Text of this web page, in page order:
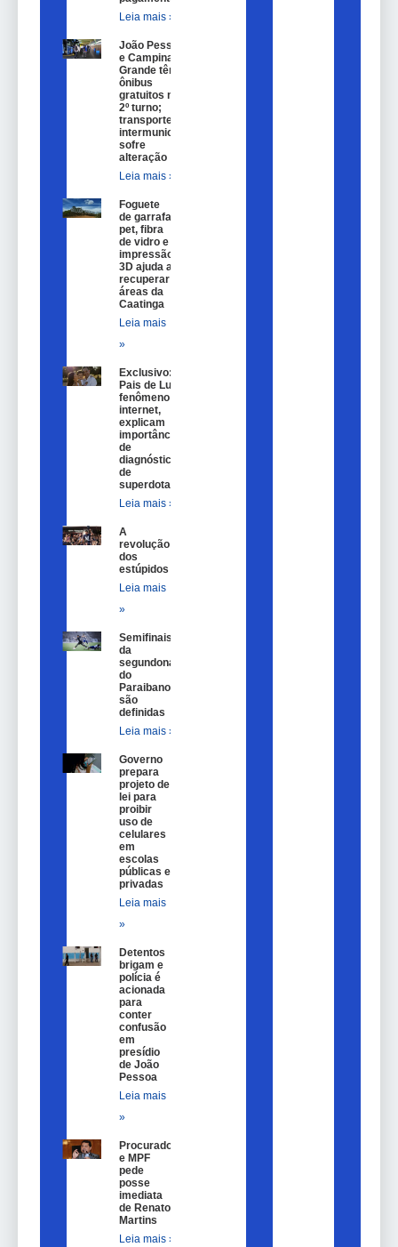
Leia mais »
João Pessoa
e Campina
Grande têm
ônibus
gratuitos no
2º turno;
transporte
intermunicipal
sofre
alteração
Leia mais »
Foguete
de garrafa
pet, fibra
de vidro e
impressão
3D ajuda a
recuperar
áreas da
Caatinga
Leia mais
»
Exclusivo:
Pais de Lulu,
fenômeno na
internet,
explicam
importância
de
diagnóstico
de
superdotação
Leia mais »
A
revolução
dos
estúpidos
Leia mais
»
Semifinais
da
segundona
do
Paraibano
são
definidas
Leia mais »
Governo
prepara
projeto de
lei para
proibir
uso de
celulares
em
escolas
públicas e
privadas
Leia mais
»
Detentos
brigam e
polícia é
acionada
para
conter
confusão
em
presídio
de João
Pessoa
Leia mais
»
Procurador
e MPF
pede
posse
imediata
de Renato
Martins
Leia mais »